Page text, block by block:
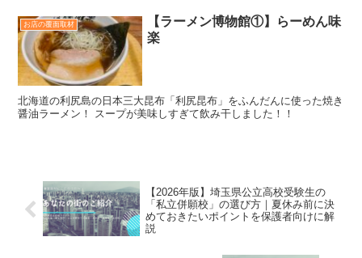
お店の覆面取材
【ラーメン博物館①】らーめん味
楽
北海道の利尻島の日本三大昆布「利尻昆布」をふんだんに使った焼き
醤油ラーメン！ スープが美味しすぎて飲み干しました！！
【2026年版】埼玉県公立高校受験生の
「私立併願校」の選び方｜夏休み前に決
めておきたいポイントを保護者向けに解
説